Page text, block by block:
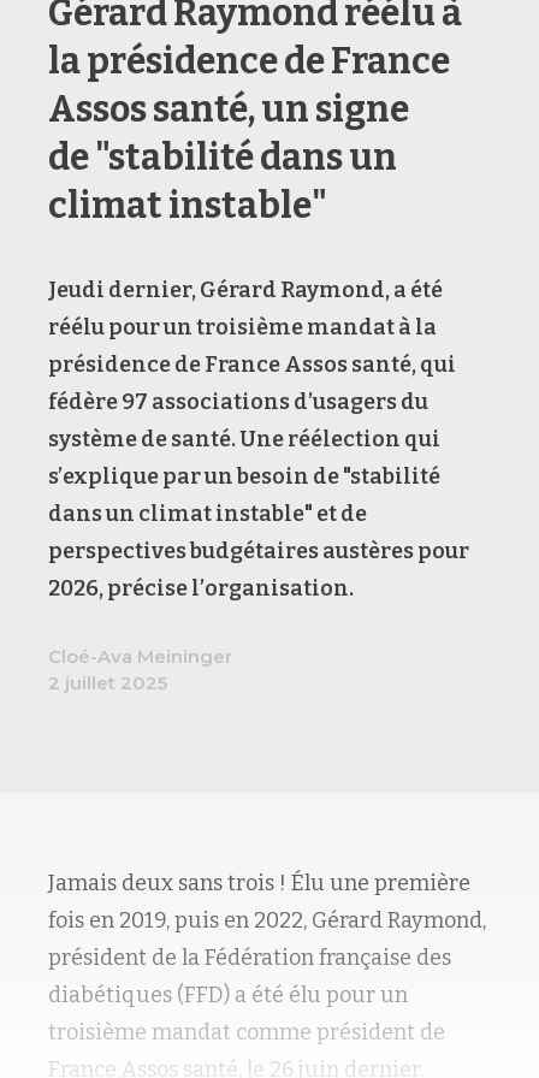
Gérard Raymond réélu à
la présidence de France
Assos santé, un signe
de "stabilité dans un
climat instable"
Jeudi dernier, Gérard Raymond, a été
réélu pour un troisième mandat à la
présidence de France Assos santé, qui
fédère 97 associations d’usagers du
système de santé. Une réélection qui
s’explique par un besoin de "stabilité
dans un climat instable" et de
perspectives budgétaires austères pour
2026, précise l’organisation.
Cloé-Ava Meininger
2 juillet 2025
Jamais deux sans trois ! Élu une première
fois en 2019, puis en 2022, Gérard Raymond,
président de la Fédération française des
diabétiques (FFD) a été élu pour un
troisième mandat comme président de
France Assos santé, le 26 juin dernier.